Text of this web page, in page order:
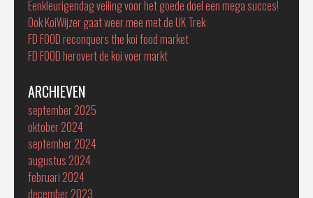
Eenkleurigendag veiling voor het goede doel een mega succes!
Ook KoiWijzer gaat weer mee met de UK Trek
FD FOOD reconquers the koi food market
FD FOOD herovert de koi voer markt
ARCHIEVEN
september 2025
oktober 2024
september 2024
augustus 2024
februari 2024
december 2023